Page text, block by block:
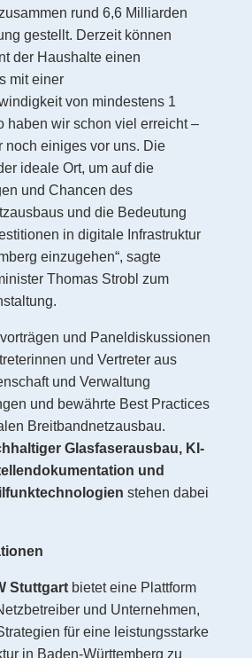
rund 6,6 Milliarden
gestellt. Derzeit können
der Haushalte einen
mit einer
von mindestens 1
haben wir schon viel erreicht –
noch einiges vor uns. Die
ideale Ort, um auf die
und Chancen des
und die Bedeutung
in digitale Infrastruktur
einzugehen“, sagte
Thomas Strobl zum
und Paneldiskussionen
und Vertreter aus
und Verwaltung
und bewährte Best Practices
Breitbandnetzausbau.
Glasfaserausbau, KI-
und
stehen dabei
Stuttgartbietet eine Plattform
und Unternehmen,
für eine leistungsstarke
in Baden-Württemberg zu